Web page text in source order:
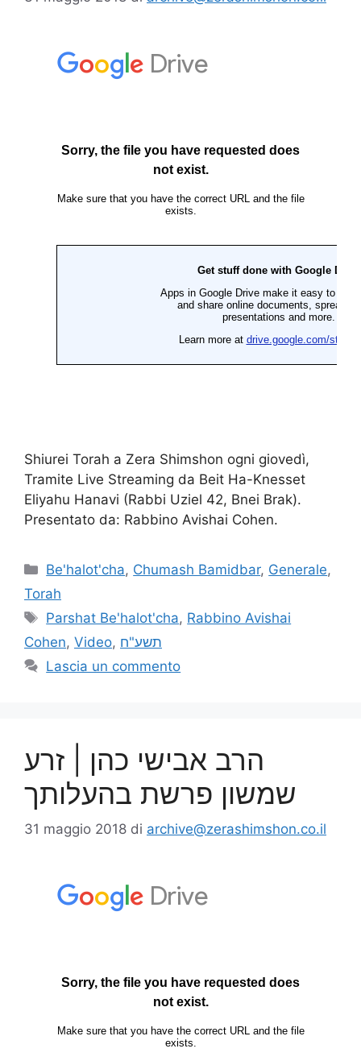
Shiurei Torah a Zera Shimshon ogni giovedì,
Tramite Live Streaming da Beit Ha-Knesset
Eliyahu Hanavi (Rabbi Uziel 42, Bnei Brak).
Presentato da: Rabbino Avishai Cohen.
Be'halot'cha, Chumash Bamidbar, Generale,
Torah
Parshat Be'halot'cha, Rabbino Avishai
Cohen, Video, תשע"ח
Lascia un commento
הרב אבישי כהן | זרע
שמשון פרשת בהעלותך
31 maggio 2018 di archive@zerashimshon.co.il